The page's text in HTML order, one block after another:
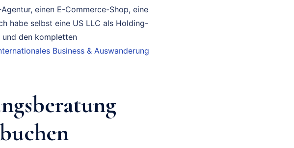
einen E-Commerce-Shop, eine
habe selbst eine US LLC als Holding-
den kompletten
Business & Auswanderung